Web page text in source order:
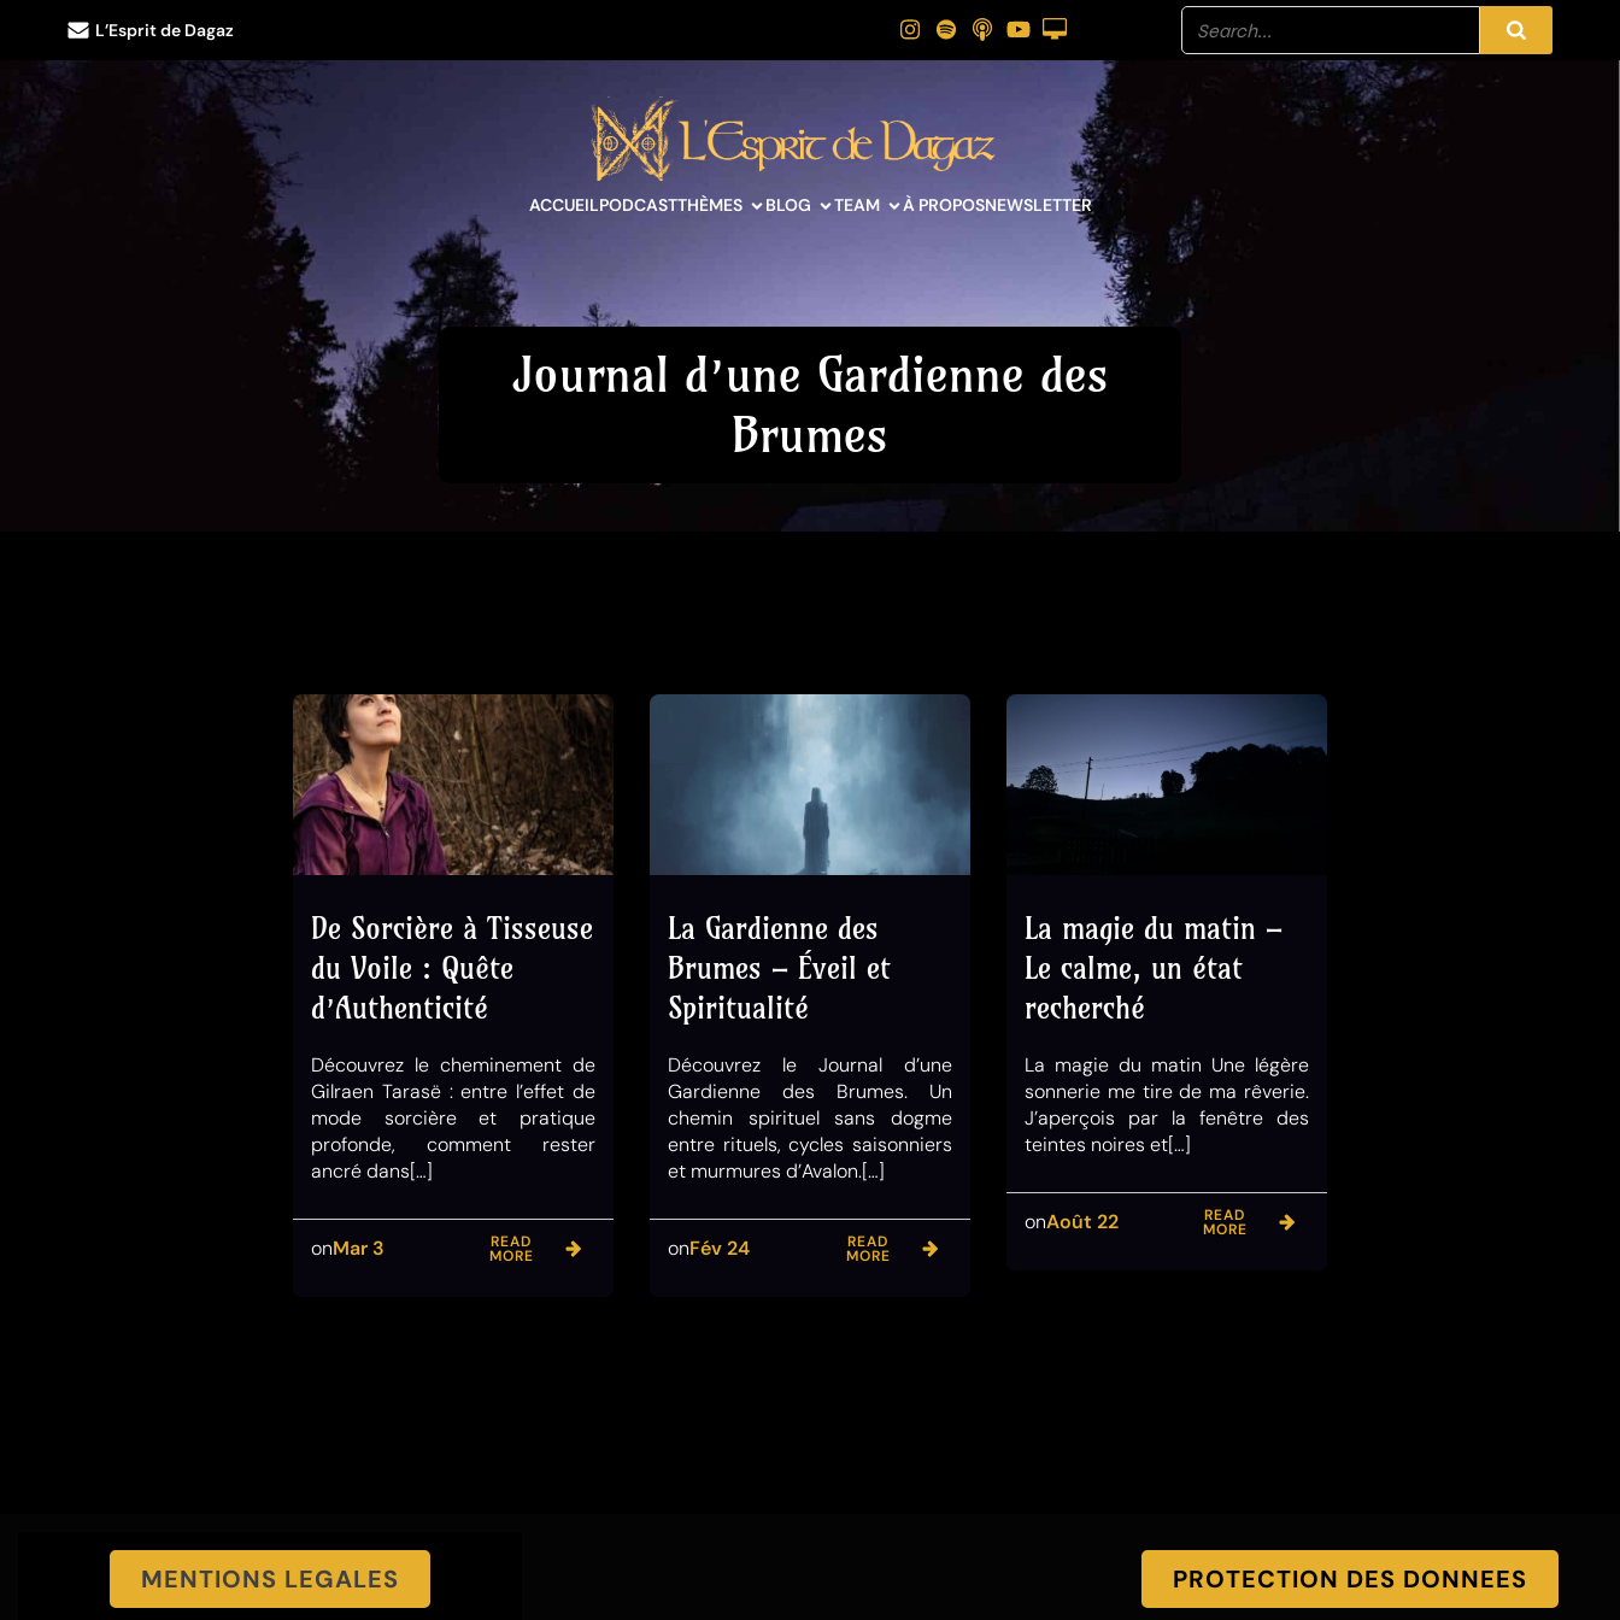
L’Esprit de Dagaz
ACCUEILPODCASTTHÈMES BLOG TEAM À PROPOSNEWSLETTER
Journal d’une Gardienne des
Brumes
De Sorcière à Tisseuse
du Voile : Quête
d’Authenticité
Découvrez le cheminement de
Gilraen Tarasë : entre l’effet de
mode sorcière et pratique
profonde, comment rester
ancré dans[…]
onMar 3 READ
MORE
La Gardienne des
Brumes – Éveil et
Spiritualité
Découvrez le Journal d’une
Gardienne des Brumes. Un
chemin spirituel sans dogme
entre rituels, cycles saisonniers
et murmures d’Avalon.[…]
onFév 24 READ
MORE
La magie du matin –
Le calme, un état
recherché
La magie du matin Une légère
sonnerie me tire de ma rêverie.
J’aperçois par la fenêtre des
teintes noires et[…]
onAoût 22 READ
MORE
MENTIONS LEGALES PROTECTION DES DONNEES